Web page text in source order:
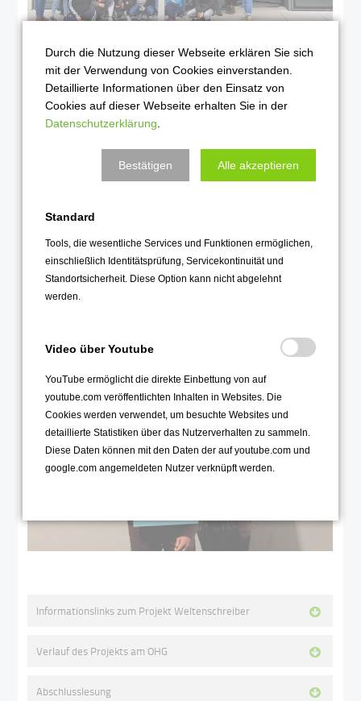
Die Weltenschreiber schreiben im Stehen, im Sitzen und im Liegen.
Sie schreiben nicht nur im Klassenraum, sondern auch in unserem
Schullandheim am Hohen Hagen oder auf der Fahrt nach München
an Mahn- und Erinnerungsorten an die NS-Verbrechen. Manchmal
sammeln sie auch einfach Beobachtungen in Göttingens
ihre Gedanken anschließend beim Schreibworkshop im
Literarischen Zentrum. Schreibanlässe gibt es unendlich viele.
zweijährigen Fortbildung in das Literarische Schreiben eingeführt.
Mehr Informationen vom Literarischen Zentrum als Download.
Besonders schreibbegeisterte Schülerinnen und Schüler nehmen
am Mentoring-Programm teil, bei dem sie von jungen Autor*innen
Informationslinks zum Projekt Weltenschreiber
Verlauf des Projekts am OHG
Abschlusslesung
Durch die Nutzung dieser Webseite erklären Sie sich
mit der Verwendung von Cookies einverstanden.
Detaillierte Informationen über den Einsatz von
Cookies auf dieser Webseite erhalten Sie in der
Datenschutzerklärung
Bestätigen Alle akzeptieren
Standard
Tools, die wesentliche Services und Funktionen ermöglichen,
einschließlich Identitätsprüfung, Servicekontinuität und
Standortsicherheit. Diese Option kann nicht abgelehnt
werden.
Video über Youtube
YouTube ermöglicht die direkte Einbettung von auf
youtube.com veröffentlichten Inhalten in Websites. Die
Cookies werden verwendet, um besuchte Websites und
detaillierte Statistiken über das Nutzerverhalten zu sammeln.
Diese Daten können mit den Daten der auf youtube.com und
google.com angemeldeten Nutzer verknüpft werden.